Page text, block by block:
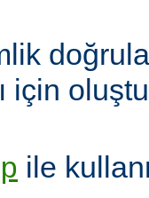
için
ile